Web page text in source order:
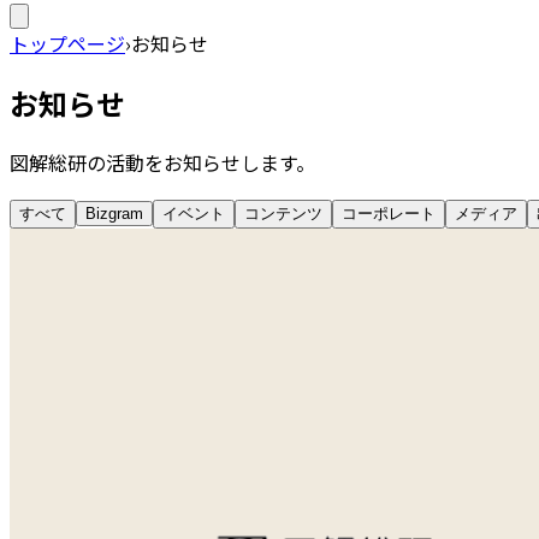
トップページ›お知らせ
お知らせ
図解総研の活動をお知らせします。
すべて Bizgram イベント コンテンツ コーポレート メディア